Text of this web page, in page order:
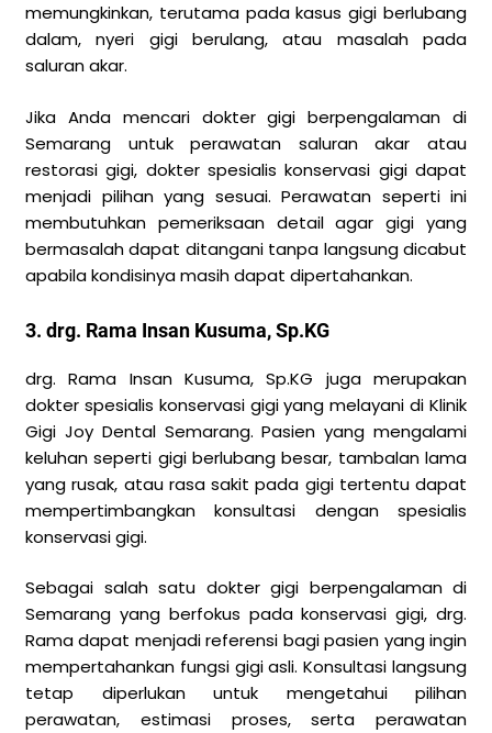
memungkinkan, terutama pada kasus gigi berlubang
dalam, nyeri gigi berulang, atau masalah pada
saluran akar.
Jika Anda mencari dokter gigi berpengalaman di
Semarang untuk perawatan saluran akar atau
restorasi gigi, dokter spesialis konservasi gigi dapat
menjadi pilihan yang sesuai. Perawatan seperti ini
membutuhkan pemeriksaan detail agar gigi yang
bermasalah dapat ditangani tanpa langsung dicabut
apabila kondisinya masih dapat dipertahankan.
3. drg. Rama Insan Kusuma, Sp.KG
drg. Rama Insan Kusuma, Sp.KG juga merupakan
dokter spesialis konservasi gigi yang melayani di Klinik
Gigi Joy Dental Semarang. Pasien yang mengalami
keluhan seperti gigi berlubang besar, tambalan lama
yang rusak, atau rasa sakit pada gigi tertentu dapat
mempertimbangkan konsultasi dengan spesialis
konservasi gigi.
Sebagai salah satu dokter gigi berpengalaman di
Semarang yang berfokus pada konservasi gigi, drg.
Rama dapat menjadi referensi bagi pasien yang ingin
mempertahankan fungsi gigi asli. Konsultasi langsung
tetap diperlukan untuk mengetahui pilihan
perawatan, estimasi proses, serta perawatan